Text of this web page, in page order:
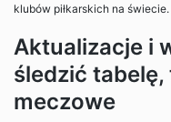
klubów piłkarskich na świecie.
Aktualizacje i
śledzić
meczowe